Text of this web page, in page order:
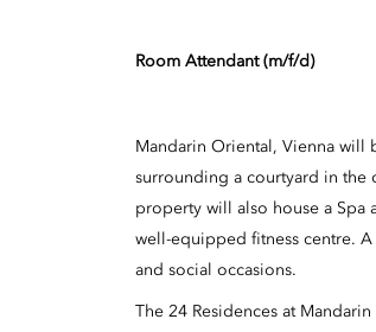
Room Attendant (m/f/d)
Mandarin Oriental, Vienna will
surrounding a courtyard in the
property will also house a Spa
well-equipped fitness centre.
and social occasions.
The 24 Residences at